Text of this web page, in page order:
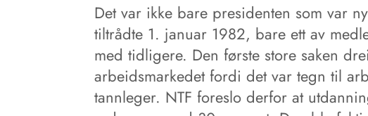
Det var ikke bare presidenten som var
tiltrådte 1. januar 1982, bare ett av
med tidligere. Den første store saken
arbeidsmarkedet fordi det var tegn til
tannleger. NTF foreslo derfor at